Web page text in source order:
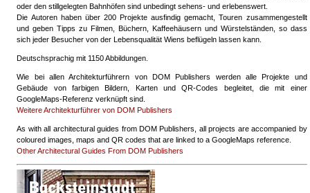
oder den stillgelegten Bahnhöfen sind unbedingt sehens- und erlebenswert.
Die Autoren haben über 200 Projekte ausfindig gemacht, Touren zusammengestellt
und geben Tipps zu Filmen, Büchern, Kaffeehäusern und Würstelständen, so dass
sich jeder Besucher von der Lebensqualität Wiens beflügeln lassen kann.
Deutschsprachig mit 1150 Abbildungen.
Wie bei allen Architekturführern von DOM Publishers werden alle Projekte und
Gebäude von farbigen Bildern, Karten und QR-Codes begleitet, die mit einer
GoogleMaps-Referenz verknüpft sind.
Weitere Architekturführer von DOM Publishers
As with all architectural guides from DOM Publishers, all projects are accompanied by
coloured images, maps and QR codes that are linked to a GoogleMaps reference.
Other Architectural Guides From DOM Publishers